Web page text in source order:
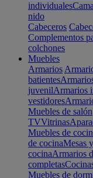
individuales
nido
Cabeceros
Complementos
colchones
Muebles
Armarios
batientes
juvenilArmarios
vestidores
Muebles de salón
TVVitrinas
Muebles de
de cocinaMesas
cocinaArmarios
completas
Muebles de